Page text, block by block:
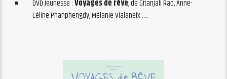
DVD Jeunesse :Voyages de rêve, de Gitanjali Rao, Anne-
Céline Phanphengdy, Mélanie Vialaneix ….